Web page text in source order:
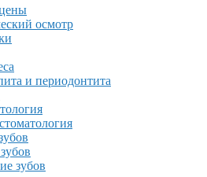
осмотр
и периодонтита
зубов